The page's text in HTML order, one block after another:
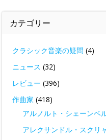
カテゴリー
クラシック音楽の疑問 (4)
ニュース (32)
レビュー (396)
作曲家 (418)
アルノルト・シェーンベ
アレクサンドル・スクリ